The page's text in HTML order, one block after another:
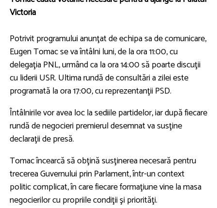
Victoria
Potrivit programului anunţat de echipa sa de comunicare,
Eugen Tomac se va întâlni luni, de la ora 11:00, cu
delegaţia PNL, urmând ca la ora 14:00 să poarte discuţii
cu liderii USR. Ultima rundă de consultări a zilei este
programată la ora 17:00, cu reprezentanţii PSD.
Întâlnirile vor avea loc la sediile partidelor, iar după fiecare
rundă de negocieri premierul desemnat va susţine
declaraţii de presă.
Tomac încearcă să obţină susţinerea necesară pentru
trecerea Guvernului prin Parlament, într-un context
politic complicat, în care fiecare formaţiune vine la masa
negocierilor cu propriile condiţii şi priorităţi.